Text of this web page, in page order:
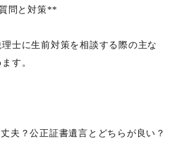
問と対策**
士に生前対策を相談する際の主な
す。
夫？公正証書遺言とどちらが良い？